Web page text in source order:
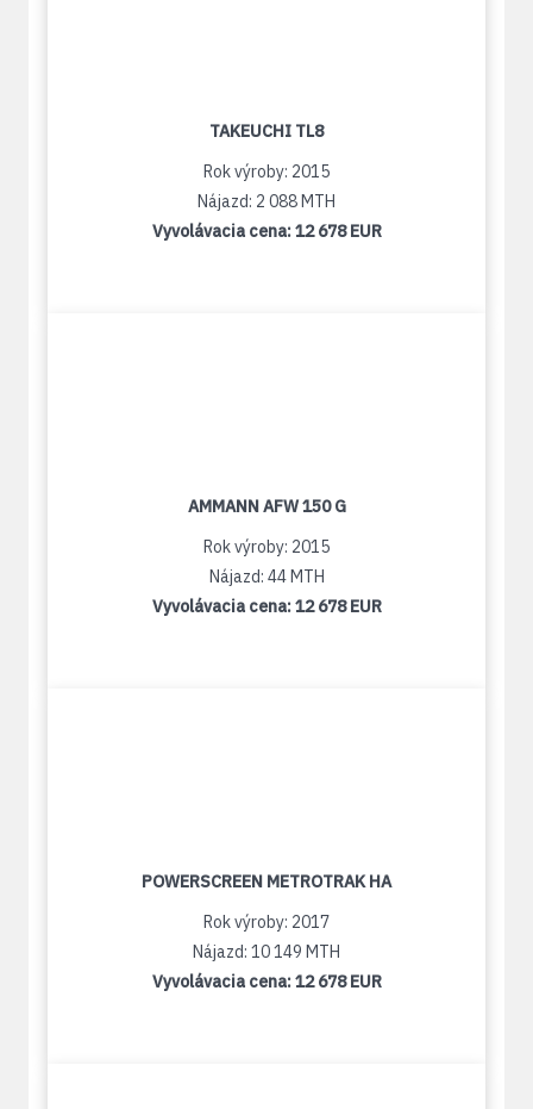
TAKEUCHI TL8
Rok výroby: 2015
Nájazd: 2 088 MTH
Vyvolávacia cena:12 678 EUR
AMMANN AFW 150 G
Rok výroby: 2015
Nájazd: 44 MTH
Vyvolávacia cena:12 678 EUR
POWERSCREEN METROTRAK HA
Rok výroby: 2017
Nájazd: 10 149 MTH
Vyvolávacia cena:12 678 EUR